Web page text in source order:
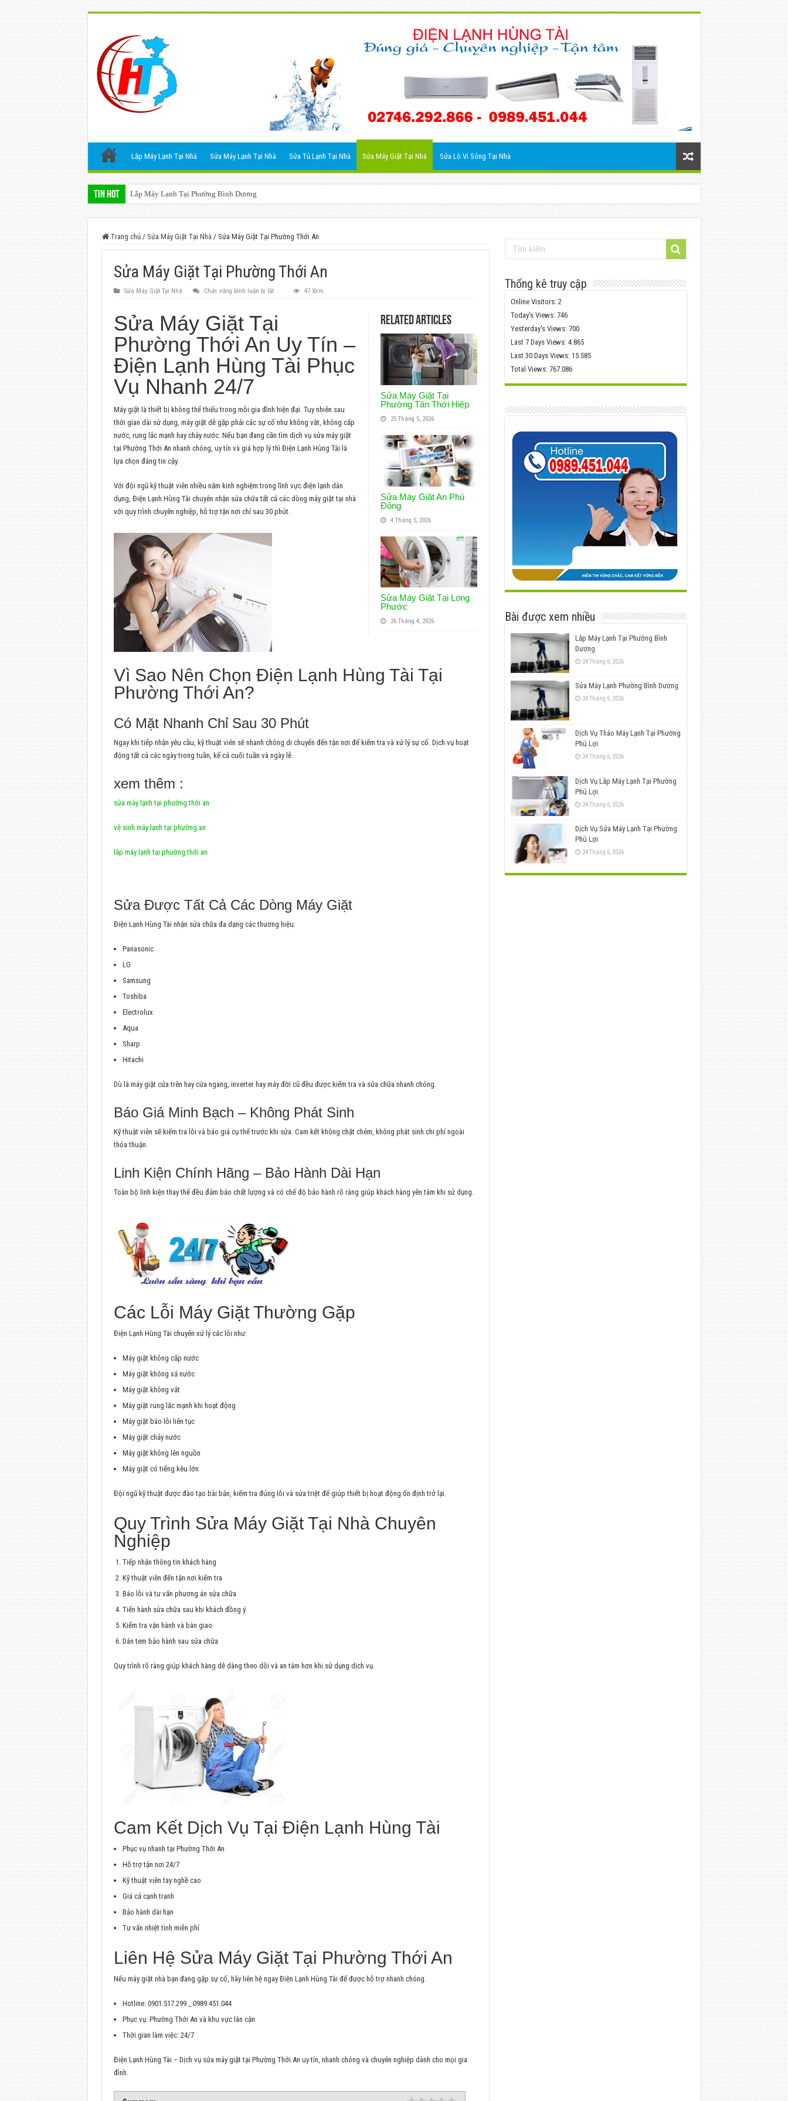
Lắp Máy Lạnh Tại Nhà Sửa Máy Lạnh Tại Nhà Sửa Tủ Lạnh Tại Nhà Sửa Máy Giặt Tại Nhà Sửa Lò Vi Sóng Tại Nhà
Tin Hot Lắp Máy Lạnh Tại Phường Bình Dương
Trang chủ / Sửa Máy Giặt Tại Nhà / Sửa Máy Giặt Tại Phường Thới An
Sửa Máy Giặt Tại Phường Thới An
Sửa Máy Giặt Tại Nhà Chức năng bình luận bị tắtở
Tại
Phường
Thới
47 Xem
Related Articles
Sửa Máy Giặt Tại
Phường Tân Thới Hiệp
25 Tháng 5, 2026
Sửa Máy Giặt An Phú
Đông
4 Tháng 5, 2026
Sửa Máy Giặt Tại Long
Phước
26 Tháng 4, 2026
Sửa Máy Giặt Tại
Phường Thới An Uy Tín –
Điện Lạnh Hùng Tài Phục
Vụ Nhanh 24/7
Máy giặt là thiết bị không thể thiếu trong mỗi gia đình hiện đại. Tuy nhiên sau
thời gian dài sử dụng, máy giặt dễ gặp phải các sự cố như không vắt, không cấp
nước, rung lắc mạnh hay chảy nước. Nếu bạn đang cần tìm dịch vụ sửa máy giặt
tại Phường Thới An nhanh chóng, uy tín và giá hợp lý thì Điện Lạnh Hùng Tài là
lựa chọn đáng tin cậy.
Với đội ngũ kỹ thuật viên nhiều năm kinh nghiệm trong lĩnh vực điện lạnh dân
dụng, Điện Lạnh Hùng Tài chuyên nhận sửa chữa tất cả các dòng máy giặt tại nhà
với quy trình chuyên nghiệp, hỗ trợ tận nơi chỉ sau 30 phút.
Vì Sao Nên Chọn Điện Lạnh Hùng Tài Tại
Phường Thới An?
Có Mặt Nhanh Chỉ Sau 30 Phút
Ngay khi tiếp nhận yêu cầu, kỹ thuật viên sẽ nhanh chóng di chuyển đến tận nơi để kiểm tra và xử lý sự cố. Dịch vụ hoạt
động tất cả các ngày trong tuần, kể cả cuối tuần và ngày lễ.
xem thêm :
sửa máy lạnh tại phường thới an
vệ sinh máy lạnh tại phường an
lắp máy lạnh tại phường thới an
Sửa Được Tất Cả Các Dòng Máy Giặt
Điện Lạnh Hùng Tài nhận sửa chữa đa dạng các thương hiệu:
Panasonic
LG
Samsung
Toshiba
Electrolux
Aqua
Sharp
Hitachi
Dù là máy giặt cửa trên hay cửa ngang, inverter hay máy đời cũ đều được kiểm tra và sửa chữa nhanh chóng.
Báo Giá Minh Bạch – Không Phát Sinh
Kỹ thuật viên sẽ kiểm tra lỗi và báo giá cụ thể trước khi sửa. Cam kết không chặt chém, không phát sinh chi phí ngoài
thỏa thuận.
Linh Kiện Chính Hãng – Bảo Hành Dài Hạn
Toàn bộ linh kiện thay thế đều đảm bảo chất lượng và có chế độ bảo hành rõ ràng giúp khách hàng yên tâm khi sử dụng.
Các Lỗi Máy Giặt Thường Gặp
Điện Lạnh Hùng Tài chuyên xử lý các lỗi như:
Máy giặt không cấp nước
Máy giặt không xả nước
Máy giặt không vắt
Máy giặt rung lắc mạnh khi hoạt động
Máy giặt báo lỗi liên tục
Máy giặt chảy nước
Máy giặt không lên nguồn
Máy giặt có tiếng kêu lớn
Đội ngũ kỹ thuật được đào tạo bài bản, kiểm tra đúng lỗi và sửa triệt để giúp thiết bị hoạt động ổn định trở lại.
Quy Trình Sửa Máy Giặt Tại Nhà Chuyên
Nghiệp
Tiếp nhận thông tin khách hàng
Kỹ thuật viên đến tận nơi kiểm tra
Báo lỗi và tư vấn phương án sửa chữa
Tiến hành sửa chữa sau khi khách đồng ý
Kiểm tra vận hành và bàn giao
Dán tem bảo hành sau sửa chữa
Quy trình rõ ràng giúp khách hàng dễ dàng theo dõi và an tâm hơn khi sử dụng dịch vụ.
Cam Kết Dịch Vụ Tại Điện Lạnh Hùng Tài
Phục vụ nhanh tại Phường Thới An
Hỗ trợ tận nơi 24/7
Kỹ thuật viên tay nghề cao
Giá cả cạnh tranh
Bảo hành dài hạn
Tư vấn nhiệt tình miễn phí
Liên Hệ Sửa Máy Giặt Tại Phường Thới An
Nếu máy giặt nhà bạn đang gặp sự cố, hãy liên hệ ngay Điện Lạnh Hùng Tài để được hỗ trợ nhanh chóng.
Hotline: 0901.517.299 _ 0989.451.044
Phục vụ: Phường Thới An và khu vực lân cận
Thời gian làm việc: 24/7
Điện Lạnh Hùng Tài – Dịch vụ sửa máy giặt tại Phường Thới An uy tín, nhanh chóng và chuyên nghiệp dành cho mọi gia
đình.
Thống kê truy cập
Online Visitors: 2
Today's Views: 746
Yesterday's Views: 700
Last 7 Days Views: 4.865
Last 30 Days Views: 15.585
Total Views: 767.086
Bài được xem nhiều
Lắp Máy Lạnh Tại Phường Bình
Dương
24 Tháng 6, 2026
Sửa Máy Lạnh Phường Bình Dương
24 Tháng 6, 2026
Dịch Vụ Tháo Máy Lạnh Tại Phường
Phú Lợi
24 Tháng 6, 2026
Dịch Vụ Lắp Máy Lạnh Tại Phường
Phú Lợi
24 Tháng 6, 2026
Dịch Vụ Sửa Máy Lạnh Tại Phường
Phú Lợi
24 Tháng 6, 2026